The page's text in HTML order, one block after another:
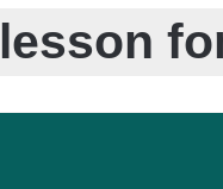
lesson